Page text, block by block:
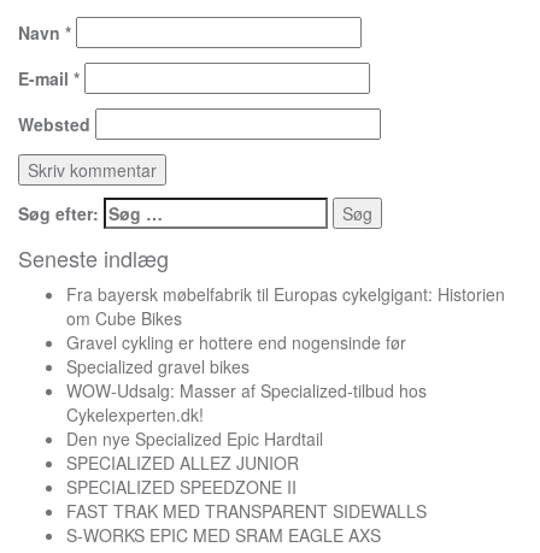
Navn *
E-mail *
Websted
Søg efter:
Seneste indlæg
Fra bayersk møbelfabrik til Europas cykelgigant: Historien
om Cube Bikes
Gravel cykling er hottere end nogensinde før
Specialized gravel bikes
WOW-Udsalg: Masser af Specialized-tilbud hos
Cykelexperten.dk!
Den nye Specialized Epic Hardtail
SPECIALIZED ALLEZ JUNIOR
SPECIALIZED SPEEDZONE II
FAST TRAK MED TRANSPARENT SIDEWALLS
S-WORKS EPIC MED SRAM EAGLE AXS